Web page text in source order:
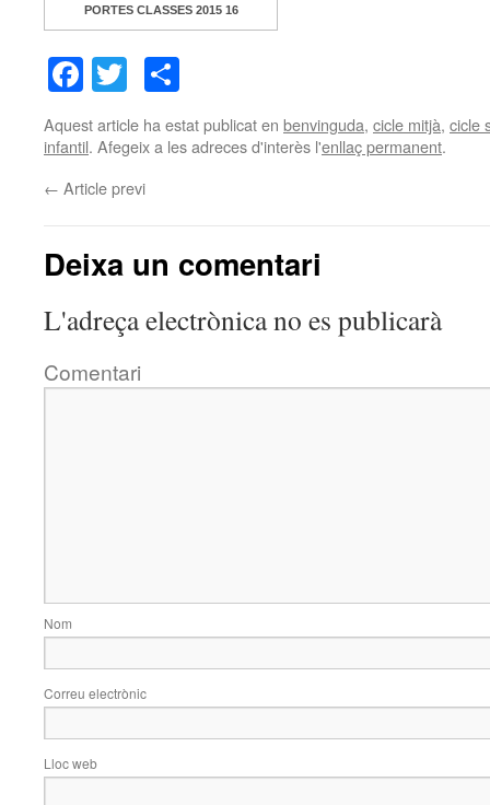
PORTES CLASSES 2015 16
Facebook
Twitter
Aquest article ha estat publicat en benvinguda, cicle mitjà, cicle
infantil. Afegeix a les adreces d'interès l'enllaç permanent.
← Article previ
Deixa un comentari
L'adreça electrònica no es publicarà
Comentari
Nom
Correu electrònic
Lloc web